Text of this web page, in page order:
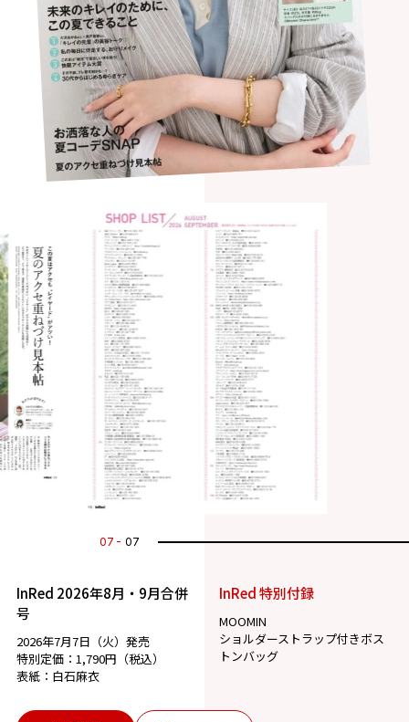
07 07
InRed 2026年8月・9月合併
号
2026年7月7日（火）発売
特別定価：1,790円（税込）
表紙：白石麻衣
InRed 特別付録
MOOMIN
ショルダーストラップ付きボス
トンバッグ